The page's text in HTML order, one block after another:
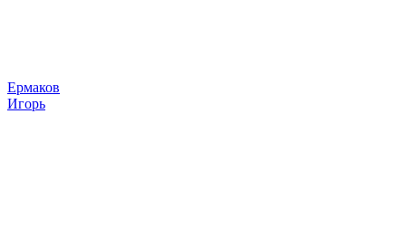
Ермаков
Игорь